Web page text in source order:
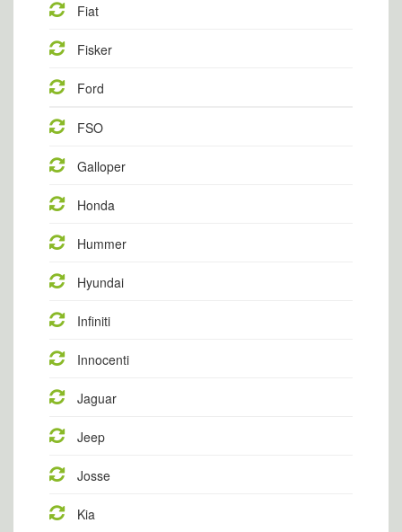
Fiat
Fisker
Ford
FSO
Galloper
Honda
Hummer
Hyundai
Infiniti
Innocenti
Jaguar
Jeep
Josse
Kia